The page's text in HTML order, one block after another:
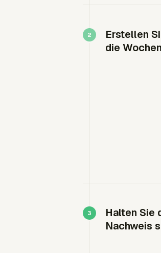
Erstellen
die
Halten Sie
Nachweis